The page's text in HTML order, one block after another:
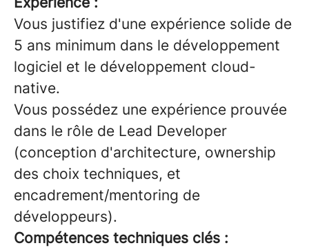
Vous justifiez d'une expérience solide de
5 ans minimum dans le développement
logiciel et le développement cloud-
native.
Vous possédez une expérience prouvée
dans le rôle de Lead Developer
(conception d'architecture, ownership
des choix techniques, et
encadrement/mentoring de
développeurs).
Compétences techniques clés :